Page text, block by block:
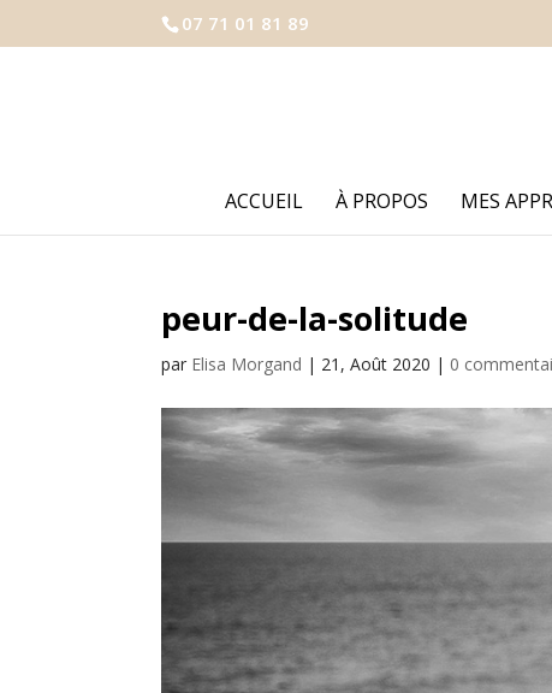
07 71 01 81 89
ACCUEIL À PROPOS MES
peur-de-la-solitude
par Elisa Morgand | 21, Août 2020 | 0